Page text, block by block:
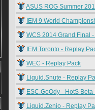
ASUS ROG Summer
IEM 9 World
WCS 2014 Grand Final
IEM Toronto - Replay
WEC - Replay Pack
Liquid.Snute - Replay
ESC.GoOdy - HotS
Liquid.Zenio - Replay